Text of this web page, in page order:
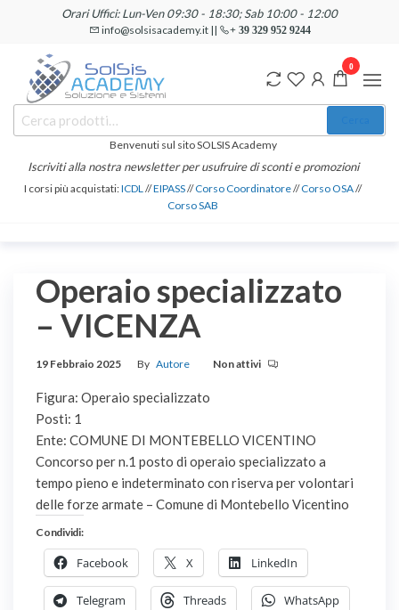
contenuto
Orari Uffici: Lun-Ven 09:30 - 18:30; Sab 10:00 - 12:00
info@solsisacademy.it || + 39 329 952 9244
SOLSIS
Academy
Corsi e
Certificazioni
Linguistiche
Benvenuti sul sito SOLSIS Academy
Iscriviti alla nostra newsletter per usufruire di sconti e promozioni
I corsi più acquistati:ICDL//EIPASS//Corso Coordinatore//Corso OSA//
Corso SAB
0
Operaio specializzato
– VICENZA
19 Febbraio 2025 By Autore Non attivi
Figura: Operaio specializzato
Posti: 1
Ente: COMUNE DI MONTEBELLO VICENTINO
Concorso per n.1 posto di operaio specializzato a
tempo pieno e indeterminato con riserva per volontari
delle forze armate – Comune di Montebello Vicentino
Condividi:
Facebook X LinkedIn
Telegram Threads WhatsApp